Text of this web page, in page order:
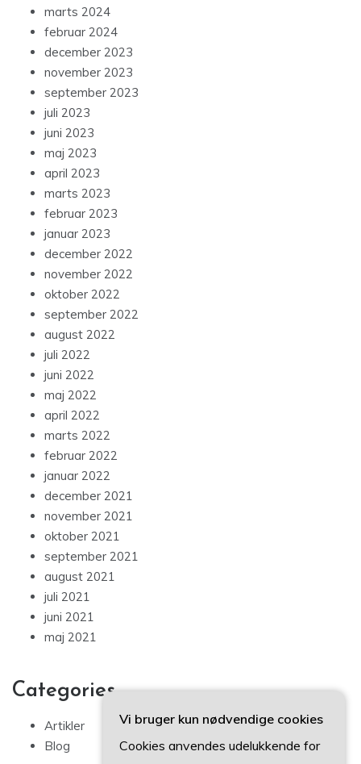
marts 2024
februar 2024
december 2023
november 2023
september 2023
juli 2023
juni 2023
maj 2023
april 2023
marts 2023
februar 2023
januar 2023
december 2022
november 2022
oktober 2022
september 2022
august 2022
juli 2022
juni 2022
maj 2022
april 2022
marts 2022
februar 2022
januar 2022
december 2021
november 2021
oktober 2021
september 2021
august 2021
juli 2021
juni 2021
maj 2021
Categories
Artikler
Blog
Vi bruger kun nødvendige cookies
Cookies anvendes udelukkende for